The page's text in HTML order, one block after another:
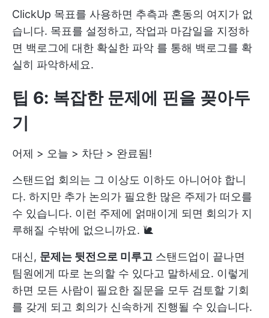
ClickUp 목표를 사용하면 추측과 혼동의 여지가 없
습니다. 목표를 설정하고, 작업과 마감일을 지정하
면 백로그에 대한 확실한 파악 를 통해 백로그를 확
실히 파악하세요.
팁 6: 복잡한 문제에 핀을 꽂아두
기
어제 > 오늘 > 차단 > 완료됨!
스탠드업 회의는 그 이상도 이하도 아니어야 합니
다. 하지만 추가 논의가 필요한 많은 주제가 떠오를
수 있습니다. 이런 주제에 얽매이게 되면 회의가 지
루해질 수밖에 없으니까요. 🐌
대신, 문제는 뒷전으로 미루고 스탠드업이 끝나면
팀원에게 따로 논의할 수 있다고 말하세요. 이렇게
하면 모든 사람이 필요한 질문을 모두 검토할 기회
를 갖게 되고 회의가 신속하게 진행될 수 있습니다.